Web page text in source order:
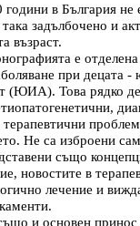
в България не
задълбочено и
възраст.
е отделена
при децата -
(ЮИА). Това рядко
Не са изброени
също
новостите в
лечение и
и основен принос